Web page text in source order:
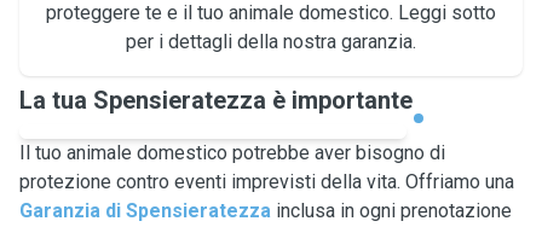
proteggere te e il tuo animale domestico. Leggi sotto
per i dettagli della nostra garanzia.
La tua Spensieratezza è importante
Il tuo animale domestico potrebbe aver bisogno di
protezione contro eventi imprevisti della vita. Offriamo una
Garanzia di Spensieratezza inclusa in ogni prenotazione